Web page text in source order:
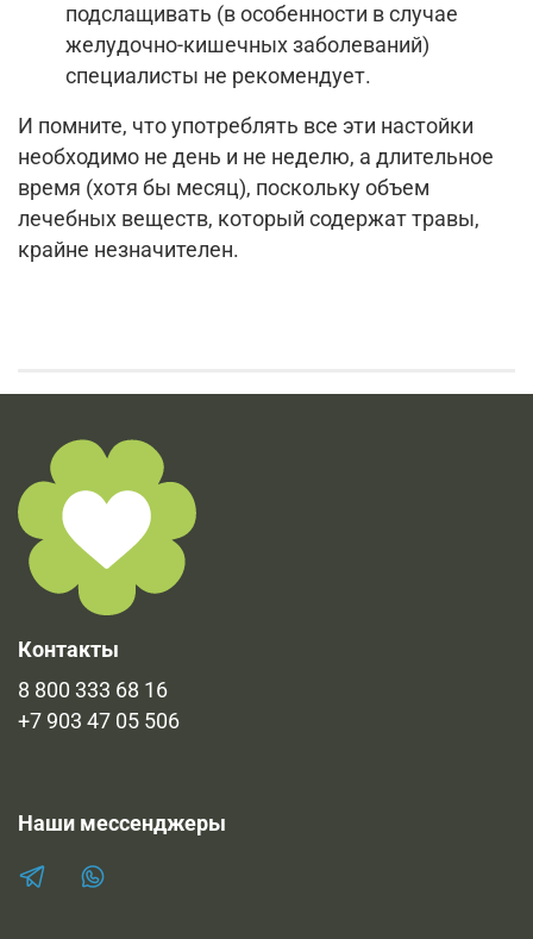
подслащивать (в особенности в случае
желудочно-кишечных заболеваний)
специалисты не рекомендует.
И помните, что употреблять все эти настойки
необходимо не день и не неделю, а длительное
время (хотя бы месяц), поскольку объем
лечебных веществ, который содержат травы,
крайне незначителен.
Контакты
8 800 333 68 16
+7 903 47 05 506
Наши мессенджеры